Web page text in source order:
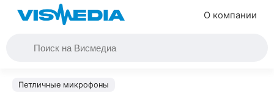
О компании
Петличные микрофоны